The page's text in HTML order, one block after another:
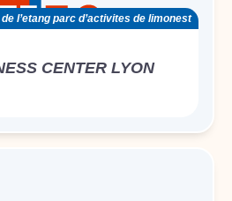
l’etang parc d’activites de limonest
CENTER LYON